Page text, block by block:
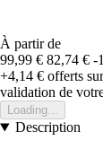
À partir de
99,99 € 82,74 € -
+4,14 € offerts
validation de
Loading...
Description